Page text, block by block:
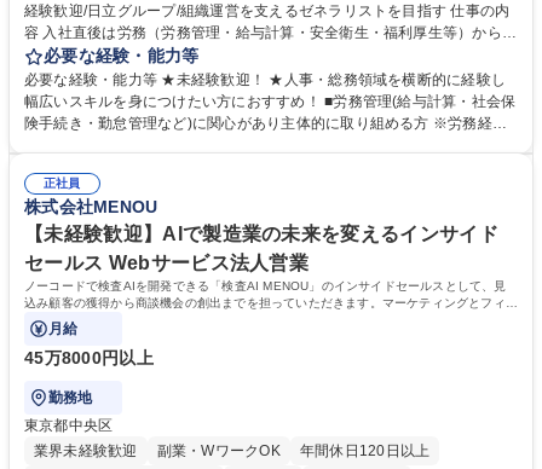
経験歓迎/日立グループ/組織運営を支えるゼネラリストを目指す 仕事の内
容 入社直後は労務（労務管理・給与計算・安全衛生・福利厚生等）からお
任せいたします。将来は総務・採用・教育業務へ守備範囲を広げ、組織運
営を支えるゼネラリストをめざせます。 ・初期業務：労働時間管理、給与
計算、社会保険対応、福利厚生管理、安全衛生、健康経営推進等をお任せ
します。ご経験に応じて、休職者管理など、幅広く経験を積んでいただき
幅広く経験を積みたい意欲がある方に最適な環境です。 募集職種 【総
務・人事】未経験歓迎/日立グループ/組織運営を支えるゼネラリストを目
指す
必要な経験・能力等
必要な経験・能力等 ★未経験歓迎！ ★人事・総務領域を横断的に経験し
幅広いスキルを身につけたい方におすすめ！ ■労務管理(給与計算・社会保
険手続き・勤怠管理など)に関心があり主体的に取り組める方 ※労務経験
のご経験 ■労務管理（給与計算・社会保険手続き・勤怠管理など）の経験
■衛生管理者の資格をお持ちの方 学歴・資格 学歴：大学院 大学 高専 短大
専修学校 高校 語学力： 資格：
正社員
株式会社MENOU
【未経験歓迎】AIで製造業の未来を変えるインサイド
セールス Webサービス法人営業
ノーコードで検査AIを開発できる「検査AI MENOU」のインサイドセールスとして、見
込み顧客の獲得から商談機会の創出までを担っていただきます。マーケティングとフィー
ルドセールスをつなぐ役割として、
月給
45万8000円以上
勤務地
東京都中央区
業界未経験歓迎
副業・WワークOK 年間休日120日以上